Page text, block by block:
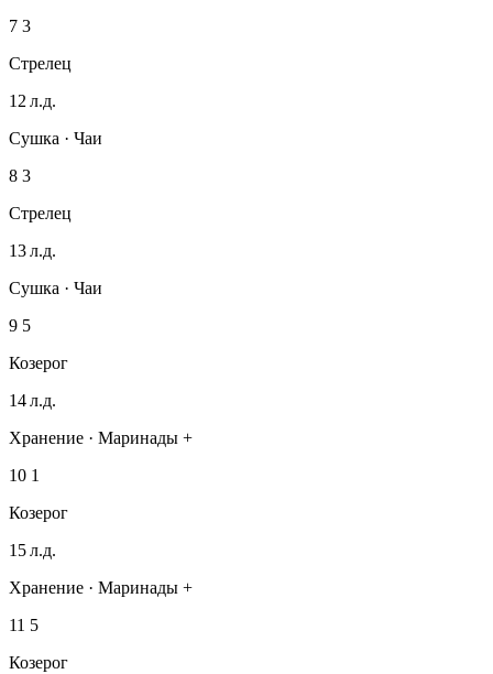
7 3
Стрелец
12 л.д.
Сушка · Чаи
8 3
Стрелец
13 л.д.
Сушка · Чаи
9 5
Козерог
14 л.д.
Хранение · Маринады +
10 1
Козерог
15 л.д.
Хранение · Маринады +
11 5
Козерог